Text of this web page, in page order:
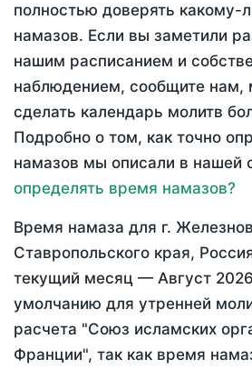
полностью доверять какому-
намазов. Если вы заметили
нашим расписанием и
наблюдением, сообщите нам,
сделать календарь молитв
Подробно о том, как точно
намазов мы описали в нашей
определять время намазов?
Время намаза для г.
Ставропольского края,
текущий месяц — Август
умолчанию для утренней
расчета "Союз исламских
Франции", так как время